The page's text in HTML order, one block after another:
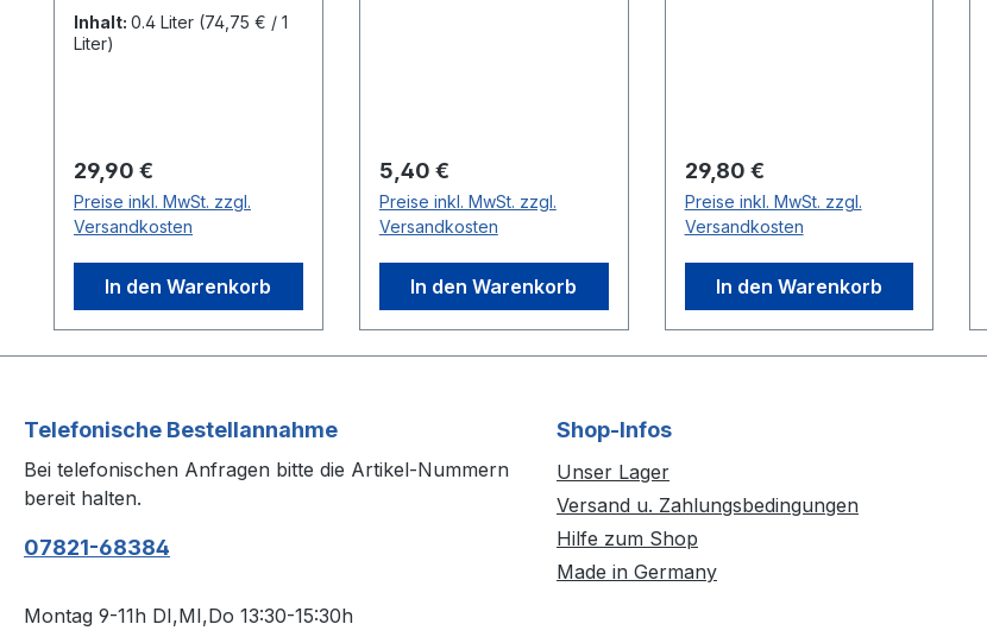
für die Farbkombination
perlgrau/lidoblau:
Haltbarkeit, ideal für die
Restaurierung und
Verschönerung Ihrer
NSU-Quickly.Die
spezielle Farbformel
sorgt für ein originales
Aussehen und Schutz
sich sowohl für kleine
Ausbesserungen als
auch für komplette
seine schnelle
Ihnen lange Wartezeiten.
Inhalt: 0.4 Liter (74,75 € / 1
Liter)
Regulärer Preis:
29,90 €
Preise inkl. MwSt. zzgl.
Versandkosten
In den Warenkorb
Regulärer Preis:
5,40 €
Preise inkl. MwSt. zzgl.
Versandkosten
In den Warenkorb
Regulärer Preis:
29,80 €
Preise inkl. MwSt. zzgl.
Versandkosten
In den Warenkorb
Telefonische Bestellannahme
Bei telefonischen Anfragen bitte die Artikel-Nummern
bereit halten.
07821-68384
Montag 9-11h DI,MI,Do 13:30-15:30h
Shop-Infos
Unser Lager
Versand u. Zahlungsbedingungen
Hilfe zum Shop
Made in Germany